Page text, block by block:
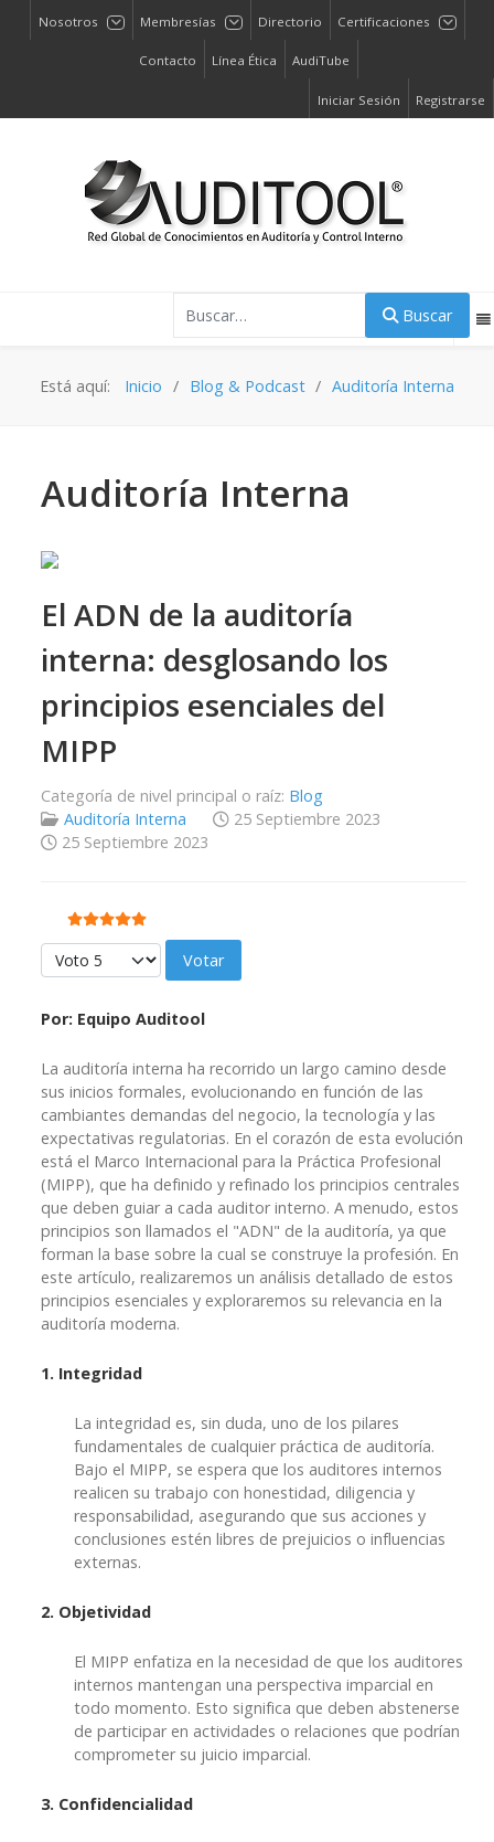
Nosotros Membresías Directorio Certificaciones
Contacto Línea Ética AudiTube
Iniciar Sesión Registrarse
Buscar
Está aquí: Inicio Blog & Podcast Auditoría Interna
Auditoría Interna
El ADN de la auditoría
interna: desglosando los
principios esenciales del
MIPP
Categoría de nivel principal o raíz: Blog
Auditoría Interna
25 Septiembre 2023
25 Septiembre 2023
Ratio:5/5
Por favor, vote
Por: Equipo Auditool
La auditoría interna ha recorrido un largo camino desde
sus inicios formales, evolucionando en función de las
cambiantes demandas del negocio, la tecnología y las
expectativas regulatorias. En el corazón de esta evolución
está el Marco Internacional para la Práctica Profesional
(MIPP), que ha definido y refinado los principios centrales
que deben guiar a cada auditor interno. A menudo, estos
principios son llamados el "ADN" de la auditoría, ya que
forman la base sobre la cual se construye la profesión. En
este artículo, realizaremos un análisis detallado de estos
principios esenciales y exploraremos su relevancia en la
auditoría moderna.
1. Integridad
La integridad es, sin duda, uno de los pilares
fundamentales de cualquier práctica de auditoría.
Bajo el MIPP, se espera que los auditores internos
realicen su trabajo con honestidad, diligencia y
responsabilidad, asegurando que sus acciones y
conclusiones estén libres de prejuicios o influencias
externas.
2. Objetividad
El MIPP enfatiza en la necesidad de que los auditores
internos mantengan una perspectiva imparcial en
todo momento. Esto significa que deben abstenerse
de participar en actividades o relaciones que podrían
comprometer su juicio imparcial.
3. Confidencialidad